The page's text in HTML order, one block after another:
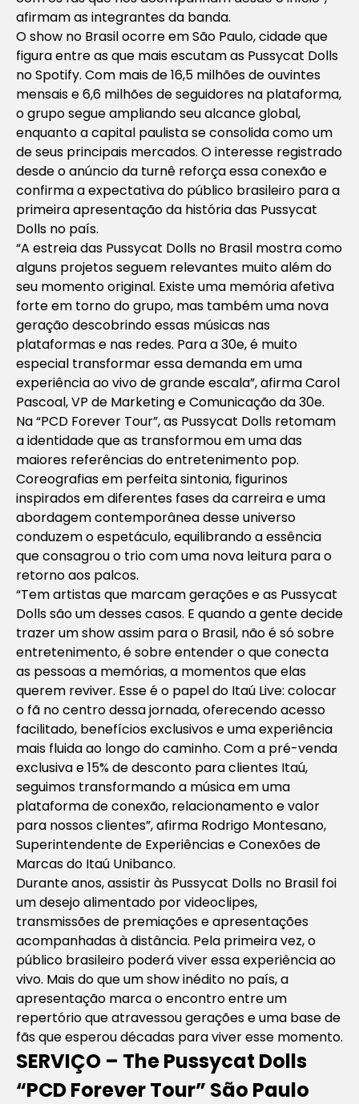
afirmam as integrantes da banda.
O show no Brasil ocorre em São Paulo, cidade que
figura entre as que mais escutam as Pussycat Dolls
no Spotify. Com mais de 16,5 milhões de ouvintes
mensais e 6,6 milhões de seguidores na plataforma,
o grupo segue ampliando seu alcance global,
enquanto a capital paulista se consolida como um
de seus principais mercados. O interesse registrado
desde o anúncio da turnê reforça essa conexão e
confirma a expectativa do público brasileiro para a
primeira apresentação da história das Pussycat
Dolls no país.
“A estreia das Pussycat Dolls no Brasil mostra como
alguns projetos seguem relevantes muito além do
seu momento original. Existe uma memória afetiva
forte em torno do grupo, mas também uma nova
geração descobrindo essas músicas nas
plataformas e nas redes. Para a 30e, é muito
especial transformar essa demanda em uma
experiência ao vivo de grande escala”, afirma Carol
Pascoal, VP de Marketing e Comunicação da 30e.
Na “PCD Forever Tour”, as Pussycat Dolls retomam
a identidade que as transformou em uma das
maiores referências do entretenimento pop.
Coreografias em perfeita sintonia, figurinos
inspirados em diferentes fases da carreira e uma
abordagem contemporânea desse universo
conduzem o espetáculo, equilibrando a essência
que consagrou o trio com uma nova leitura para o
retorno aos palcos.
“Tem artistas que marcam gerações e as Pussycat
Dolls são um desses casos. E quando a gente decide
trazer um show assim para o Brasil, não é só sobre
entretenimento, é sobre entender o que conecta
as pessoas a memórias, a momentos que elas
querem reviver. Esse é o papel do Itaú Live: colocar
o fã no centro dessa jornada, oferecendo acesso
facilitado, benefícios exclusivos e uma experiência
mais fluida ao longo do caminho. Com a pré-venda
exclusiva e 15% de desconto para clientes Itaú,
seguimos transformando a música em uma
plataforma de conexão, relacionamento e valor
para nossos clientes”, afirma Rodrigo Montesano,
Superintendente de Experiências e Conexões de
Marcas do Itaú Unibanco.
Durante anos, assistir às Pussycat Dolls no Brasil foi
um desejo alimentado por videoclipes,
transmissões de premiações e apresentações
acompanhadas à distância. Pela primeira vez, o
público brasileiro poderá viver essa experiência ao
vivo. Mais do que um show inédito no país, a
apresentação marca o encontro entre um
repertório que atravessou gerações e uma base de
fãs que esperou décadas para viver esse momento.
SERVIÇO – The Pussycat Dolls
“PCD Forever Tour” São Paulo